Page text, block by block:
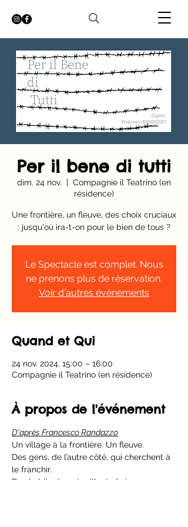
Per il bene di tutti
dim. 24 nov.
  |
Compagnie il Teatrino (en
résidence)
Une frontière, un fleuve, des choix cruciaux
: jusqu'où ira-t-on pour le bien de tous ?
Le Spectacle est complet. Nous
ne prenons plus de réservation.
Voir d'autres événements
Quand et Qui
24 nov. 2024, 15:00 – 16:00
Compagnie il Teatrino (en résidence)
À propos de l'événement
D'après Francesco Randazzo
Un village à la frontière. Un fleuve.
Des gens, de l’autre côté, qui cherchent à
le franchir.
Des habitants qui veillent, de jour comme